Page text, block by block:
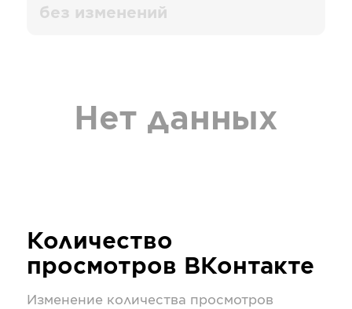
без изменений
Нет данных
Количество
просмотров ВКонтакте
Изменение количества просмотров